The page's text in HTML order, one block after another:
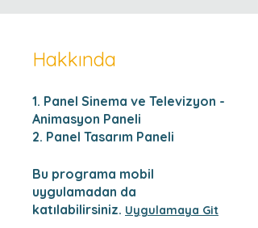
Hakkında
1. Panel Sinema ve Televizyon -
Animasyon Paneli
2. Panel Tasarım Paneli
Bu programa mobil
uygulamadan da
katılabilirsiniz. Uygulamaya Git